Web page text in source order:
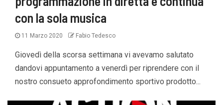
con la sola musica
11 Marzo 2020 Fabio Tedesco
Giovedì della scorsa settimana vi avevamo salutato
dandovi appuntamento a venerdì per riprendere con il
nostro consueto approfondimento sportivo prodotto...